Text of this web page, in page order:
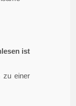
ist
zu einer